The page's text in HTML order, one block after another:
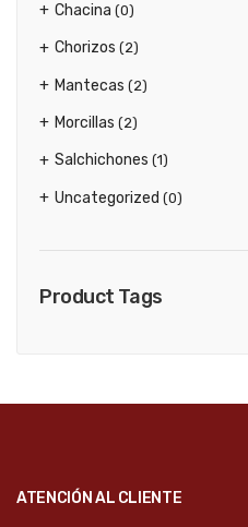
Chacina (0)
Chorizos (2)
Mantecas (2)
Morcillas (2)
Salchichones (1)
Uncategorized (0)
Product Tags
ATENCIÓN AL CLIENTE